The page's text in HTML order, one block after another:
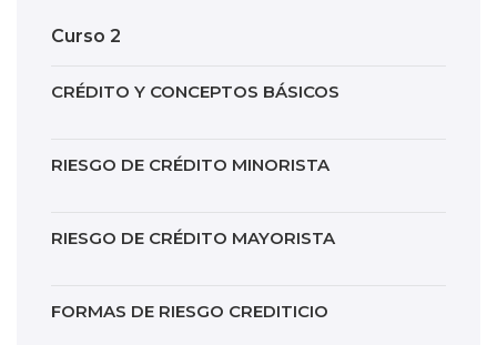
Curso 2
CRÉDITO Y CONCEPTOS BÁSICOS
RIESGO DE CRÉDITO MINORISTA
RIESGO DE CRÉDITO MAYORISTA
FORMAS DE RIESGO CREDITICIO